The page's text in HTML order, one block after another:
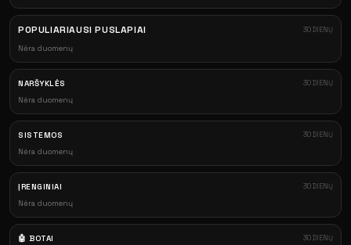
POPULIARIAUSI PUSLAPIAI 30 DIENŲ
Nėra duomenų
NARŠYKLĖS 30 DIENŲ
Nėra duomenų
SISTEMOS 30 DIENŲ
Nėra duomenų
ĮRENGINIAI 30 DIENŲ
Nėra duomenų
🤖 BOTAI 30 DIENŲ